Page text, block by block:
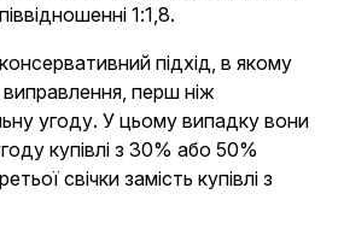
1:1,8.
підхід, в якому
перш ніж
угоду. У цьому випадку вони
купівлі з 30% або 50%
свічки замість купівлі з